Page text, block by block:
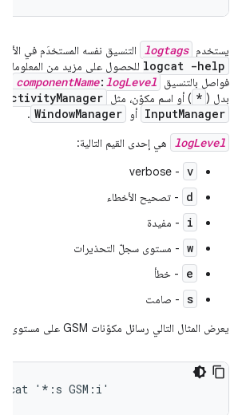
يستخدم logtags التنسيق نفسه المستخدَم في الأمر
logcat -help للحصول على مزيد من المعلومات.
فواصل بالتنسيق
componentName: logLevel
بدل ( * ) أو اسم مكوّن، مثل ActivityManager
InputManager أو WindowManager
.
logLevel هي إحدى القيم التالية:
v
- verbose
d - تصحيح الأخطاء
i - مفيدة
w - مستوى سجلّ التحذيرات
e - خطأ
s - صامت
يعرض المثال التالي رسائل مكوّنات GSM على مستوى السجلّ المعلوماتي:
'*:s GSM:i'